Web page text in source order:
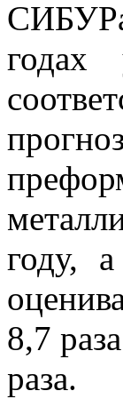
году,
8,7
раза.